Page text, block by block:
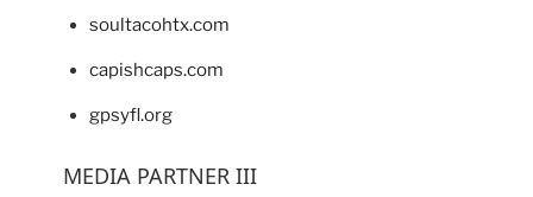
soultacohtx.com
capishcaps.com
gpsyfl.org
MEDIA PARTNER III